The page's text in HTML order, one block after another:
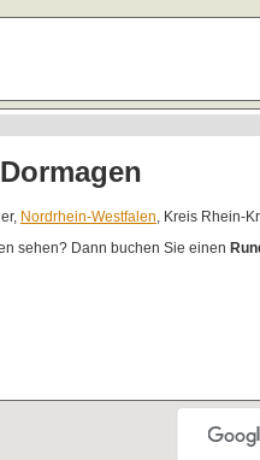
Nordrhein-Westfalen, Kreis Rhein-
sehen? Dann buchen Sie einen